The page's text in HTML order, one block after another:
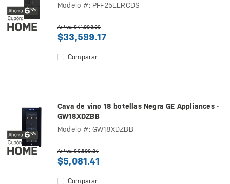
Modelo #: PFF25LERCDS
Antes: $41,998.96
$33,599.17
Comparar
Cava de vino 18 botellas Negra GE Appliances -
GW18XDZBB
Modelo #: GW18XDZBB
Antes: $6,599.24
$5,081.41
Comparar